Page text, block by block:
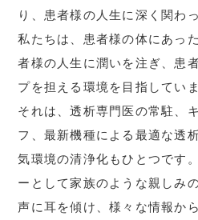
り、患者様の人生に深く関わ
私たちは、患者様の体にあっ
者様の人生に潤いを注ぎ、患
プを担える環境を目指していま
それは、透析専門医の常駐、
フ、最新機種による最適な透
気環境の清浄化もひとつです
ーとして家族のような親しみ
声に耳を傾け、様々な情報か